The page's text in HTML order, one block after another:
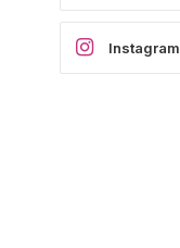
Instagram